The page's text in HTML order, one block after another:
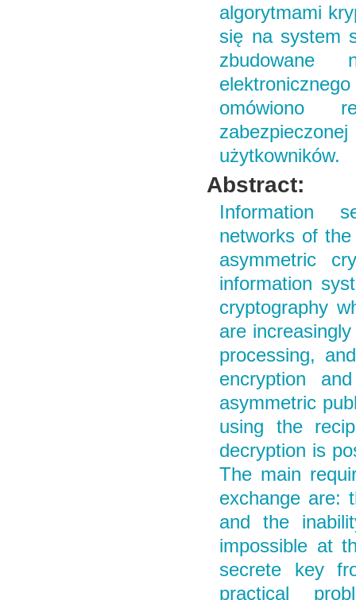
algorytmami
się na system
zbudowane
omówiono
użytkowników.
Abstract:
Information
networks of
asymmetric
information
cryptography
are
processing,
encryption
asymmetric
using the
decryption is
The main
exchange are:
and the
impossible at
secrete key
practical